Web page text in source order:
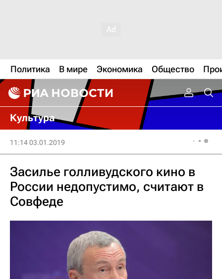
Политика В мире Экономика Общество
Культура
11:14 03.01.2019
Засилье голливудского кино в
России недопустимо, считают в
Совфеде